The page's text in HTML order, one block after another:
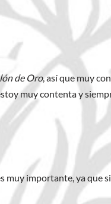
de Oro, así que muy
muy contenta y
muy importante, ya que